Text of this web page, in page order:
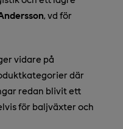
, vd för
vidare på
där
redan blivit ett
för baljväxter och